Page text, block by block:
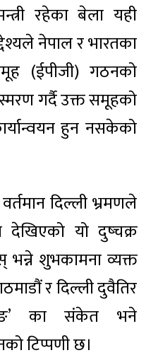
रहेका बेला यही
नेपाल र भारतका
(ईपीजी) गठनको
गर्दै उक्त समूहको
हुन नसकेको
दिल्ली भ्रमणले
देखिएको यो दुष्चक्र
भन्ने शुभकामना व्यक्त
र दिल्ली दुवैतिर
का संकेत भने
टिप्पणी छ।